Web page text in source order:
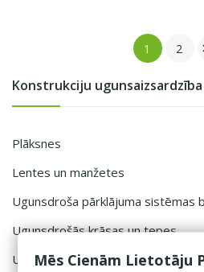
Konstrukciju ugunsaizsardzība
Plāksnes
Lentes un manžetes
Ugunsdroša pārklājuma sistēmas
Ugunsdrošās krāsas un tepes
Ugunsdrošie hermētiķi
1 2
Mēs Cienām Lietotāju